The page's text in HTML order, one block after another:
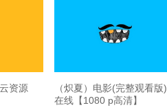
资源
（炽夏）电影(完整观看版)
在线【1080 p高清】